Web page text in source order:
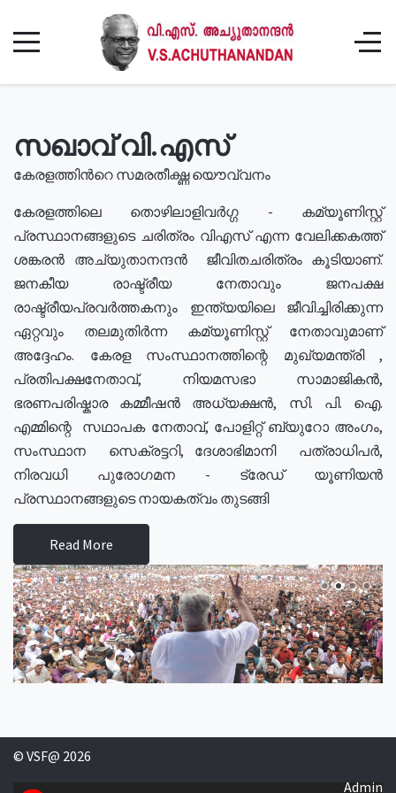
സഖാവ് വി.എസ്
കേരളത്തിൻറെ സമരതീക്ഷ്ണ യൌവ്വനം
കേരളത്തിലെ തൊഴിലാളിവർഗ്ഗ - കമ്യൂണിസ്റ്റ്
പ്രസ്ഥാനങ്ങളുടെ ചരിത്രം വിഎസ് എന്ന വേലിക്കകത്ത്
ശങ്കരൻ അച്യുതാനന്ദൻ ജീവിതചരിത്രം കൂടിയാണ്.
ജനകീയ രാഷ്ട്രീയ നേതാവും ജനപക്ഷ
രാഷ്ട്രീയപ്രവർത്തകനും ഇന്ത്യയിലെ ജീവിച്ചിരിക്കുന്ന
ഏറ്റവും തലമുതിർന്ന കമ്യൂണിസ്റ്റ് നേതാവുമാണ്
അദ്ദേഹം. കേരള സംസ്ഥാനത്തിന്റെ മുഖ്യമന്ത്രി ,
പ്രതിപക്ഷനേതാവ്, നിയമസഭാ സാമാജികൻ,
ഭരണപരിഷ്കാര കമ്മീഷൻ അധ്യക്ഷൻ, സി. പി. ഐ.
എമ്മിന്റെ സഥാപക നേതാവ്, പോളിറ്റ് ബ്യുറോ അംഗം,
സംസ്ഥാന സെക്രട്ടറി, ദേശാഭിമാനി പത്രാധിപർ,
നിരവധി പുരോഗമന - ട്രേഡ് യൂണിയൻ
പ്രസ്ഥാനങ്ങളുടെ നായകത്വം തുടങ്ങി
Read More
© VSF@ 2026
Admin